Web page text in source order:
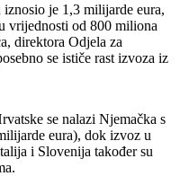
je 1,3 milijarde eura,
vrijednosti od 800 miliona
direktora Odjela za
se ističe rast izvoza iz
se nalazi Njemačka s
eura), dok izvoz u
i Slovenija također su